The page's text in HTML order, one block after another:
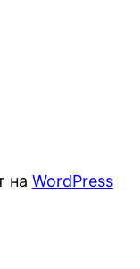
на WordPress